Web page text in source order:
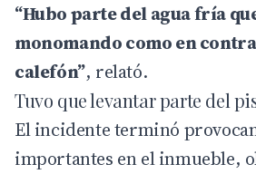
“Hubo parte del agua fría
monomando como en
calefón”, relató.
Tuvo que levantar parte del
El incidente terminó
importantes en el inmueble,